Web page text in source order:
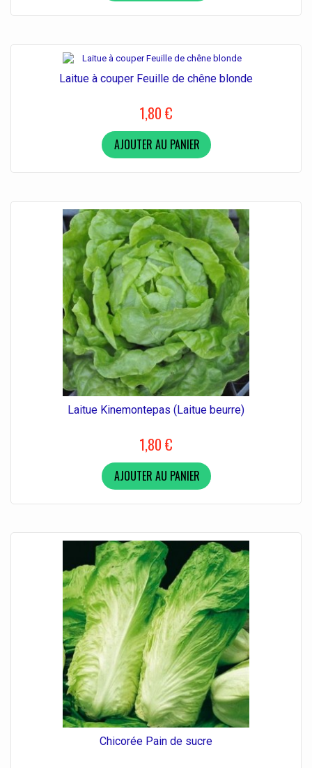
Laitue à couper Feuille de chêne blonde
1,80 €
AJOUTER AU PANIER
Laitue Kinemontepas (Laitue beurre)
1,80 €
AJOUTER AU PANIER
Chicorée Pain de sucre